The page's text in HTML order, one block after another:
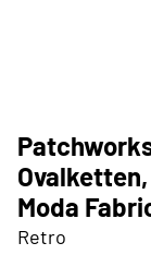
Moda
Retro